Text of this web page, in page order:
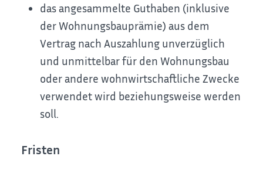
das angesammelte Guthaben (inklusive
der Wohnungsbauprämie) aus dem
Vertrag nach Auszahlung unverzüglich
und unmittelbar für den Wohnungsbau
oder andere wohnwirtschaftliche Zwecke
verwendet wird beziehungsweise werden
soll.
Fristen